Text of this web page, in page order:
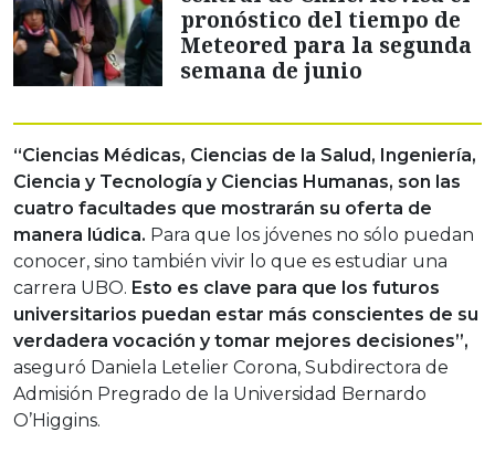
pronóstico del tiempo de
Meteored para la segunda
semana de junio
“Ciencias Médicas, Ciencias de la Salud, Ingeniería,
Ciencia y Tecnología y Ciencias Humanas, son las
cuatro facultades que mostrarán su oferta de
manera lúdica. Para que los jóvenes no sólo puedan
conocer, sino también vivir lo que es estudiar una
carrera UBO. Esto es clave para que los futuros
universitarios puedan estar más conscientes de su
verdadera vocación y tomar mejores decisiones”,
aseguró Daniela Letelier Corona, Subdirectora de
Admisión Pregrado de la Universidad Bernardo
O’Higgins.